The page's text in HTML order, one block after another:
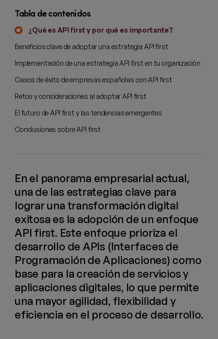
Tabla de contenidos
¿Qué es API first y por qué es importante?
Beneficios clave de adoptar una estrategia API first
Implementación de una estrategia API first en tu organización
Casos de éxito de empresas españolas con API first
Retos y consideraciones al adoptar API first
El futuro de API first y las tendencias emergentes
Conclusiones sobre API first
En el panorama empresarial actual,
una de las estrategias clave para
lograr una transformación digital
exitosa es la adopción de un enfoque
API first. Este enfoque prioriza el
desarrollo de APIs (Interfaces de
Programación de Aplicaciones) como
base para la creación de servicios y
aplicaciones digitales, lo que permite
una mayor agilidad, flexibilidad y
eficiencia en el proceso de desarrollo.